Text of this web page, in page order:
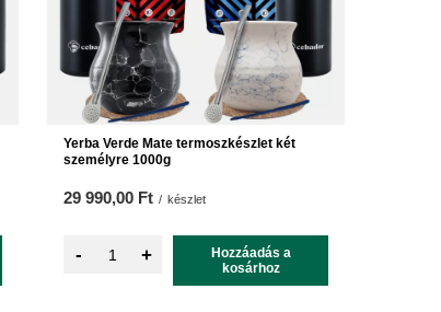
Yerba Verde Mate termoszkészlet két
személyre 1000g
29 990,00 Ft / készlet
- +
Hozzáadás a
kosárhoz